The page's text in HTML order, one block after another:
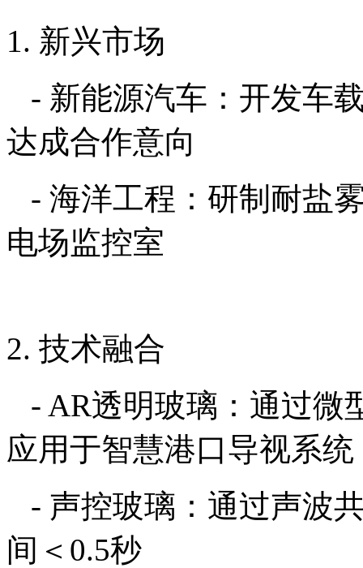
1. 新兴市场
- 新能源汽车：开发车
达成合作意向
- 海洋工程：研制耐盐
电场监控室
2. 技术融合
- AR透明玻璃：通过微
应用于智慧港口导视系统
- 声控玻璃：通过声波
间＜0.5秒